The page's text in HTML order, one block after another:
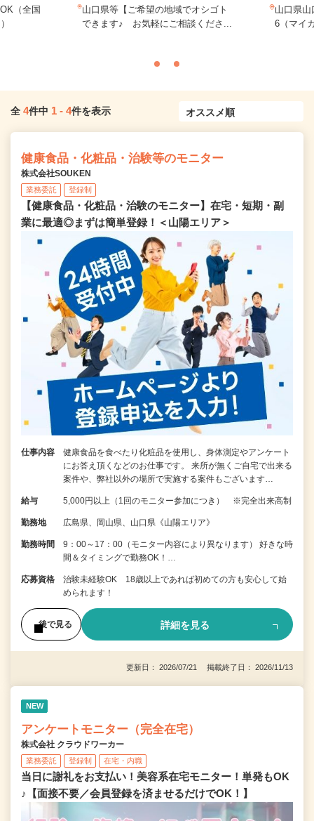
（全国
山口県等【ご希望の地域でオシゴト
できます♪ お気軽にご相談くださ...
山口県山
6（マイ
全 4件中 1 - 4件を表示
健康食品・化粧品・治験等のモニター
株式会社SOUKEN
業務委託 登録制
【健康食品・化粧品・治験のモニター】在宅・短期・副
業に最適◎まずは簡単登録！＜山陽エリア＞
仕事内容
健康食品を食べたり化粧品を使用し、身体測定やアンケート
にお答え頂くなどのお仕事です。 来所が無くご自宅で出来る
案件や、弊社以外の場所で実施する案件もございます…
給与 5,000円以上（1回のモニター参加につき） ※完全出来高制
勤務地 広島県、岡山県、山口県《山陽エリア》
勤務時間
9：00～17：00（モニター内容により異なります） 好きな時
間＆タイミングで勤務OK！…
応募資格
治験未経験OK 18歳以上であれば初めての方も安心して始
められます！
後で見る 詳細を見る
更新日： 2026/07/21 掲載終了日： 2026/11/13
NEW
アンケートモニター（完全在宅）
株式会社 クラウドワーカー
業務委託 登録制 在宅・内職
当日に謝礼をお支払い！美容系在宅モニター！単発もOK
♪【面接不要／会員登録を済ませるだけでOK！】